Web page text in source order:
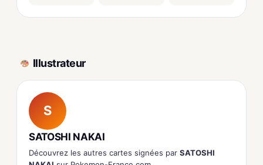
Illustrateur
S
SATOSHI NAKAI
Découvrez les autres cartes signées par SATOSHI